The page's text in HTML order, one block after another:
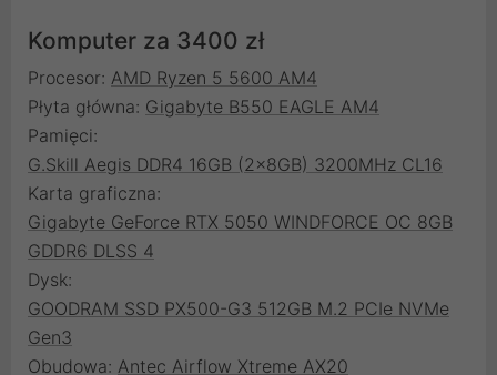
Komputer za 3400 zł
Procesor: AMD Ryzen 5 5600 AM4
Płyta główna: Gigabyte B550 EAGLE AM4
Pamięci:
G.Skill Aegis DDR4 16GB (2x8GB) 3200MHz CL16
Karta graficzna:
Gigabyte GeForce RTX 5050 WINDFORCE OC 8GB
GDDR6 DLSS 4
Dysk:
GOODRAM SSD PX500-G3 512GB M.2 PCIe NVMe
Gen3
Obudowa: Antec Airflow Xtreme AX20